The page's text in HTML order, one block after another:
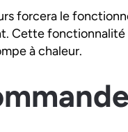
forcera le
Cette fonctionnalité
à chaleur.